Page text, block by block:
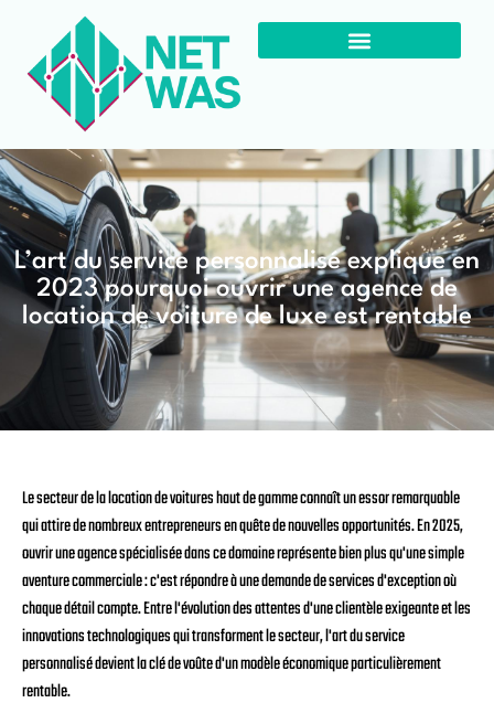
L’art du service personnalisé explique en
2023 pourquoi ouvrir une agence de
location de voiture de luxe est rentable
Le secteur de la location de voitures haut de gamme connaît un essor remarquable
qui attire de nombreux entrepreneurs en quête de nouvelles opportunités. En 2025,
ouvrir une agence spécialisée dans ce domaine représente bien plus qu'une simple
aventure commerciale : c'est répondre à une demande de services d'exception où
chaque détail compte. Entre l'évolution des attentes d'une clientèle exigeante et les
innovations technologiques qui transforment le secteur, l'art du service
personnalisé devient la clé de voûte d'un modèle économique particulièrement
rentable.